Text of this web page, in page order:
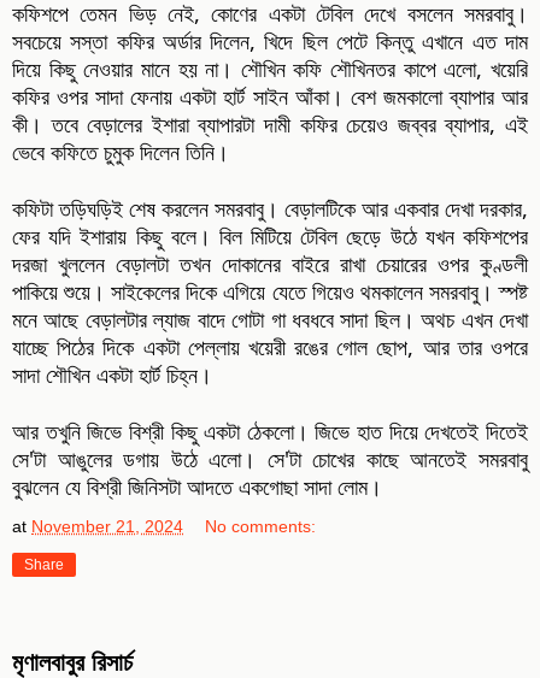
কফিশপে তেমন ভিড় নেই, কোণের একটা টেবিল দেখে বসলেন সমরবাবু।
সবচেয়ে সস্তা কফির অর্ডার দিলেন, খিদে ছিল পেটে কিন্তু এখানে এত দাম
দিয়ে কিছু নেওয়ার মানে হয় না। শৌখিন কফি শৌখিনতর কাপে এলো, খয়েরি
কফির ওপর সাদা ফেনায় একটা হার্ট সাইন আঁকা। বেশ জমকালো ব্যাপার আর
কী। তবে বেড়ালের ইশারা ব্যাপারটা দামী কফির চেয়েও জব্বর ব্যাপার, এই
ভেবে কফিতে চুমুক দিলেন তিনি।
কফিটা তড়িঘড়িই শেষ করলেন সমরবাবু। বেড়ালটিকে আর একবার দেখা দরকার,
ফের যদি ইশারায় কিছু বলে। বিল মিটিয়ে টেবিল ছেড়ে উঠে যখন কফিশপের
দরজা খুললেন বেড়ালটা তখন দোকানের বাইরে রাখা চেয়ারের ওপর কুণ্ডলী
পাকিয়ে শুয়ে। সাইকেলের দিকে এগিয়ে যেতে গিয়েও থমকালেন সমরবাবু। স্পষ্ট
মনে আছে বেড়ালটার ল্যাজ বাদে গোটা গা ধবধবে সাদা ছিল। অথচ এখন দেখা
যাচ্ছে পিঠের দিকে একটা পেল্লায় খয়েরী রঙের গোল ছোপ, আর তার ওপরে
সাদা শৌখিন একটা হার্ট চিহ্ন।
আর তখুনি জিভে বিশ্রী কিছু একটা ঠেকলো। জিভে হাত দিয়ে দেখতেই দিতেই
সে'টা আঙুলের ডগায় উঠে এলো। সে'টা চোখের কাছে আনতেই সমরবাবু
বুঝলেন যে বিশ্রী জিনিসটা আদতে একগোছা সাদা লোম।
at November 21, 2024 No comments:
Share
মৃণালবাবুর রিসার্চ